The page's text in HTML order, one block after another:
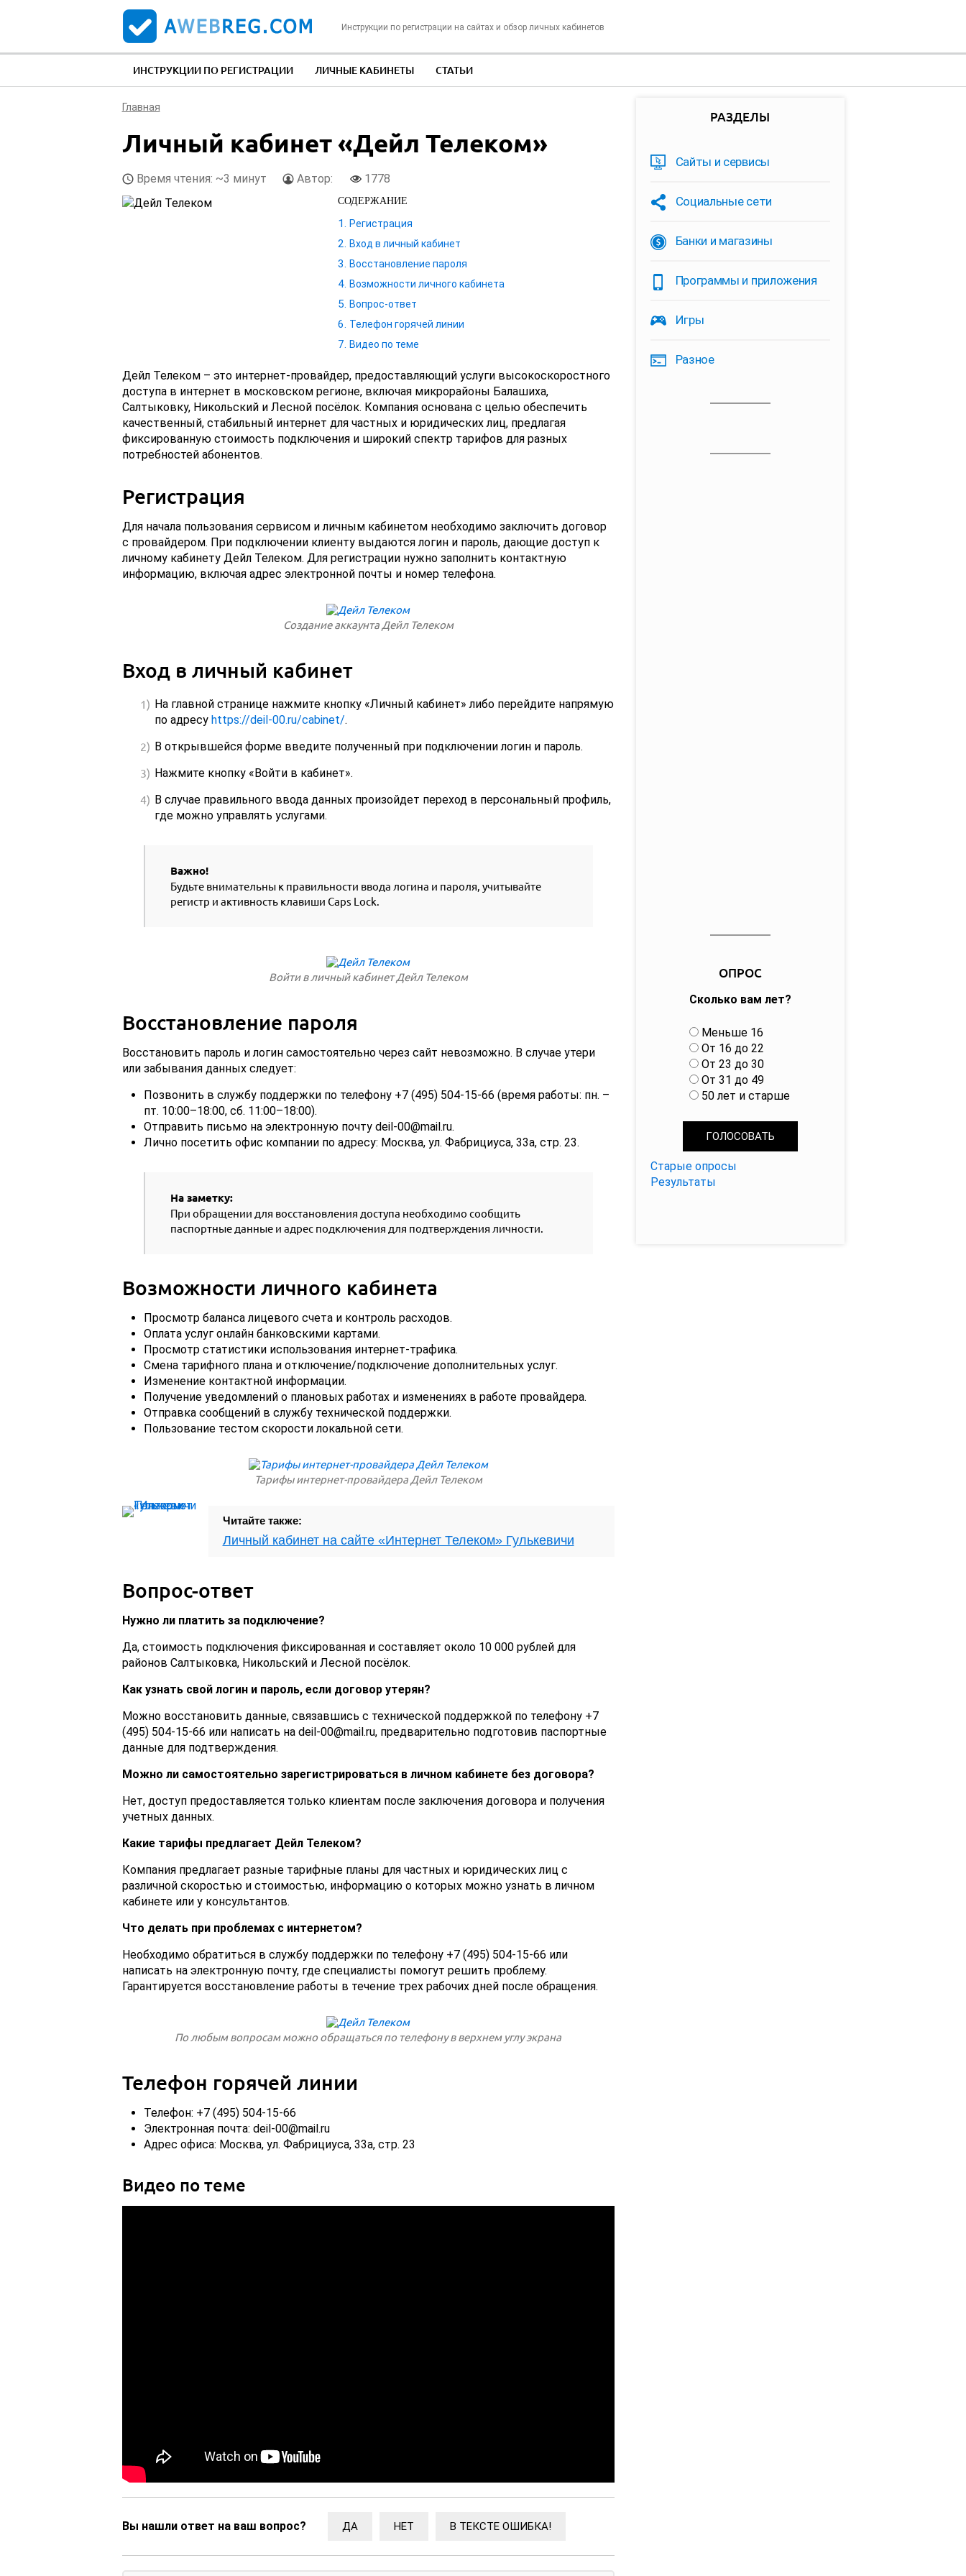
Инструкции по регистрации на сайтах и обзор личных кабинетов
ИНСТРУКЦИИ ПО РЕГИСТРАЦИИ ЛИЧНЫЕ КАБИНЕТЫ СТАТЬИ
Главная
Личный кабинет «Дейл Телеком»
Время чтения: ~3 минут Автор: 1778
СОДЕРЖАНИЕ
Регистрация
Вход в личный кабинет
Восстановление пароля
Возможности личного кабинета
Вопрос-ответ
Телефон горячей линии
Видео по теме
Дейл Телеком – это интернет-провайдер, предоставляющий услуги высокоскоростного
доступа в интернет в московском регионе, включая микрорайоны Балашиха,
Салтыковку, Никольский и Лесной посёлок. Компания основана с целью обеспечить
качественный, стабильный интернет для частных и юридических лиц, предлагая
фиксированную стоимость подключения и широкий спектр тарифов для разных
потребностей абонентов.
Регистрация
Для начала пользования сервисом и личным кабинетом необходимо заключить договор
с провайдером. При подключении клиенту выдаются логин и пароль, дающие доступ к
личному кабинету Дейл Телеком. Для регистрации нужно заполнить контактную
информацию, включая адрес электронной почты и номер телефона.
Создание аккаунта Дейл Телеком
Вход в личный кабинет
На главной странице нажмите кнопку «Личный кабинет» либо перейдите напрямую
по адресу https://deil-00.ru/cabinet/.
В открывшейся форме введите полученный при подключении логин и пароль.
Нажмите кнопку «Войти в кабинет».
В случае правильного ввода данных произойдет переход в персональный профиль,
где можно управлять услугами.
Важно!
Будьте внимательны к правильности ввода логина и пароля, учитывайте
регистр и активность клавиши Caps Lock.
Войти в личный кабинет Дейл Телеком
Восстановление пароля
Восстановить пароль и логин самостоятельно через сайт невозможно. В случае утери
или забывания данных следует:
Позвонить в службу поддержки по телефону +7 (495) 504-15-66 (время работы: пн. –
пт. 10:00–18:00, сб. 11:00–18:00).
Отправить письмо на электронную почту deil-00@mail.ru.
Лично посетить офис компании по адресу: Москва, ул. Фабрициуса, 33а, стр. 23.
На заметку:
При обращении для восстановления доступа необходимо сообщить
паспортные данные и адрес подключения для подтверждения личности.
Возможности личного кабинета
Просмотр баланса лицевого счета и контроль расходов.
Оплата услуг онлайн банковскими картами.
Просмотр статистики использования интернет-трафика.
Смена тарифного плана и отключение/подключение дополнительных услуг.
Изменение контактной информации.
Получение уведомлений о плановых работах и изменениях в работе провайдера.
Отправка сообщений в службу технической поддержки.
Пользование тестом скорости локальной сети.
Тарифы интернет-провайдера Дейл Телеком
Читайте также:
Личный кабинет на сайте «Интернет Телеком» Гулькевичи
Вопрос-ответ
Нужно ли платить за подключение?
Да, стоимость подключения фиксированная и составляет около 10 000 рублей для
районов Салтыковка, Никольский и Лесной посёлок.
Как узнать свой логин и пароль, если договор утерян?
Можно восстановить данные, связавшись с технической поддержкой по телефону +7
(495) 504-15-66 или написать на deil-00@mail.ru, предварительно подготовив паспортные
данные для подтверждения.
Можно ли самостоятельно зарегистрироваться в личном кабинете без договора?
Нет, доступ предоставляется только клиентам после заключения договора и получения
учетных данных.
Какие тарифы предлагает Дейл Телеком?
Компания предлагает разные тарифные планы для частных и юридических лиц с
различной скоростью и стоимостью, информацию о которых можно узнать в личном
кабинете или у консультантов.
Что делать при проблемах с интернетом?
Необходимо обратиться в службу поддержки по телефону +7 (495) 504-15-66 или
написать на электронную почту, где специалисты помогут решить проблему.
Гарантируется восстановление работы в течение трех рабочих дней после обращения.
По любым вопросам можно обращаться по телефону в верхнем углу экрана
Телефон горячей линии
Телефон: +7 (495) 504-15-66
Электронная почта: deil-00@mail.ru
Адрес офиса: Москва, ул. Фабрициуса, 33а, стр. 23
Видео по теме
Вы нашли ответ на ваш вопрос? ДА НЕТ В ТЕКСТЕ ОШИБКА!
РАЗДЕЛЫ
Сайты и сервисы
Социальные сети
Банки и магазины
Программы и приложения
Игры
Разное
ОПРОС
Сколько вам лет?
В
а
р
и
а
Меньше 16
От 16 до 22
От 23 до 30
От 31 до 49
50 лет и старше
Старые опросы
Результаты